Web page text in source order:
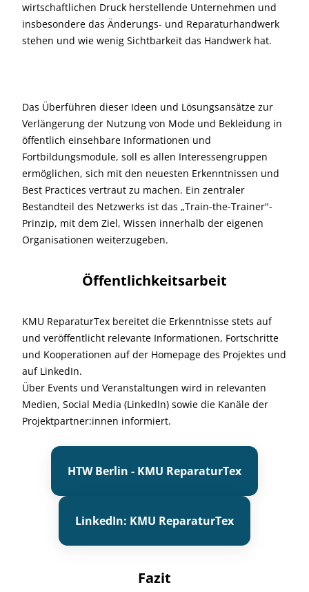
wirtschaftlichen Druck herstellende Unternehmen und
insbesondere das Änderungs- und Reparaturhandwerk
stehen und wie wenig Sichtbarkeit das Handwerk hat.
Das Überführen dieser Ideen und Lösungsansätze zur
Verlängerung der Nutzung von Mode und Bekleidung in
öffentlich einsehbare Informationen und
Fortbildungsmodule, soll es allen Interessengruppen
ermöglichen, sich mit den neuesten Erkenntnissen und
Best Practices vertraut zu machen. Ein zentraler
Bestandteil des Netzwerks ist das „Train-the-Trainer"-
Prinzip, mit dem Ziel, Wissen innerhalb der eigenen
Organisationen weiterzugeben.
Öffentlichkeitsarbeit
KMU ReparaturTex bereitet die Erkenntnisse stets auf
und veröffentlicht relevante Informationen, Fortschritte
und Kooperationen auf der Homepage des Projektes und
auf LinkedIn.
Über Events und Veranstaltungen wird in relevanten
Medien, Social Media (LinkedIn) sowie die Kanäle der
Projektpartner:innen informiert.
HTW Berlin - KMU ReparaturTex
LinkedIn: KMU ReparaturTex
Fazit